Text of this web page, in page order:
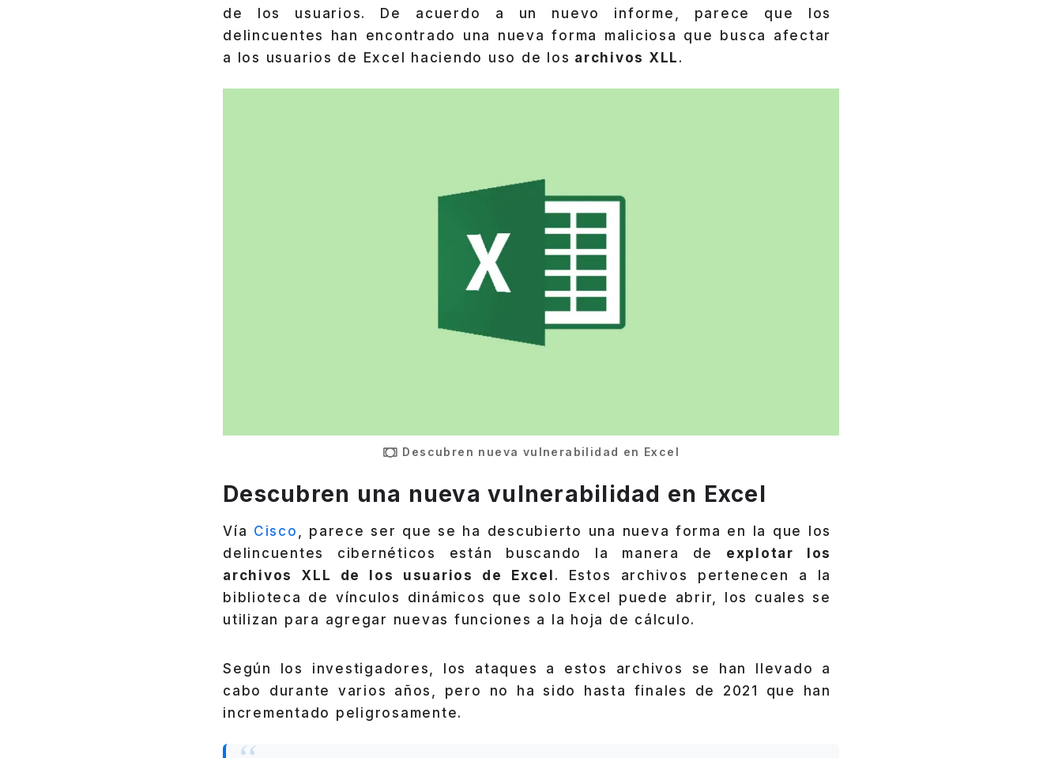
de los usuarios. De acuerdo a un nuevo informe, parece que los
delincuentes han encontrado una nueva forma maliciosa que busca afectar
a los usuarios de Excel haciendo uso de los archivos XLL .
Descubren nueva vulnerabilidad en Excel
Descubren una nueva vulnerabilidad en Excel
Vía Cisco , parece ser que se ha descubierto una nueva forma en la que los
delincuentes cibernéticos están buscando la manera de explotar los
archivos XLL de los usuarios de Excel . Estos archivos pertenecen a la
biblioteca de vínculos dinámicos que solo Excel puede abrir, los cuales se
utilizan para agregar nuevas funciones a la hoja de cálculo.
Según los investigadores, los ataques a estos archivos se han llevado a
cabo durante varios años, pero no ha sido hasta finales de 2021 que han
incrementado peligrosamente.